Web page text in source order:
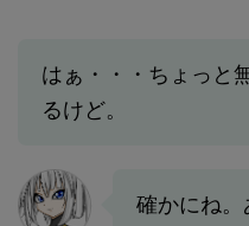
はぁ・・・ちょっと
るけど。
確かにね